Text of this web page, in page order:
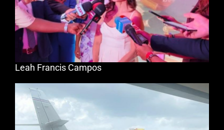
Leah Francis Campos